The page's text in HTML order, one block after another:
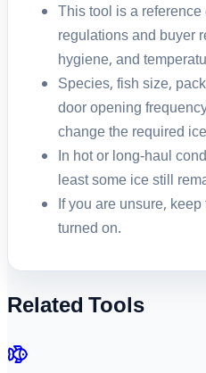
This tool is a
regulations and buyer
hygiene, and
Species, fish size,
door opening
change the required
In hot or long-haul
least some ice still
If you are unsure,
turned on.
Related Tools